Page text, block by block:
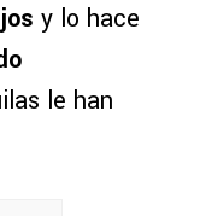
y lo hace
le han